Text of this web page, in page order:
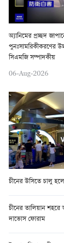
অ্যানিমের প্রচ্ছদ
পুনঃসামরিকীকরণের
সিএমজি সম্পাদকীয়
06-Aug-2026
চীনের উসিতে চালু
চীনের তালিয়ান
দাভোস ফোরাম